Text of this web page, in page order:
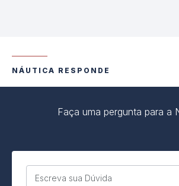
NÁUTICA RESPONDE
Faça uma pergunta para a
Escreva sua Dúvida